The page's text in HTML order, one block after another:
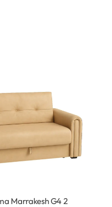
Marrakesh G4 2